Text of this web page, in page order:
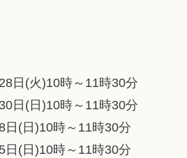
日(火)10時～11時30分
日(日)10時～11時30分
日(日)10時～11時30分
日(日)10時～11時30分